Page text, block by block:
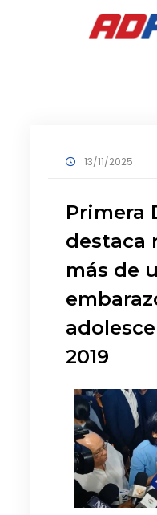
13/11/2025
Primera
destaca
más de
2019